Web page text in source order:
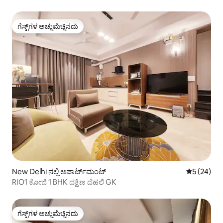
ಗೆಸ್ಟ್‌ಗಳ ಅಚ್ಚುಮೆಚ್ಚಿನದು
ಗೆಸ್ಟ್‌ಗಳ ಅಚ್ಚುಮೆಚ್ಚಿನದು
New Delhi ನಲ್ಲಿ ಅಪಾರ್ಟ್‌ಮಂಟ್ 5 ರಲ್ಲಿ 5
5 (24)
RIO1 ಕೋಜಿ 1 BHK ದಕ್ಷಿಣ ದೆಹಲಿ GK
ಗೆಸ್ಟ್‌ಗಳ ಅಚ್ಚುಮೆಚ್ಚಿನದು
ಗೆಸ್ಟ್‌ಗಳ ಅಚ್ಚುಮೆಚ್ಚಿನದು